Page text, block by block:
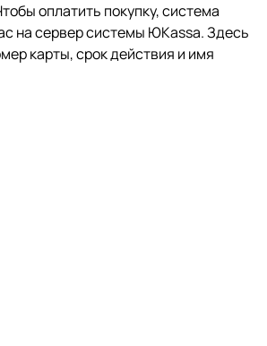
оплатить покупку, система
на сервер системы ЮKassa. Здесь
карты, срок действия и имя